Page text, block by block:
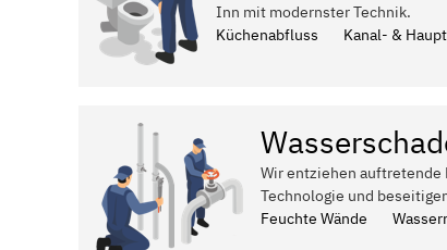
Inn mit modernster Technik.
Küchenabfluss
Kanal- &
Wir entziehen
Technologie und
Feuchte Wände